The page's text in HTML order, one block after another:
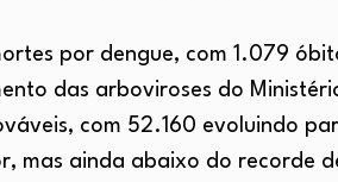
por dengue, com 1.079
das arboviroses do
com 52.160 evoluindo
mas ainda abaixo do recorde